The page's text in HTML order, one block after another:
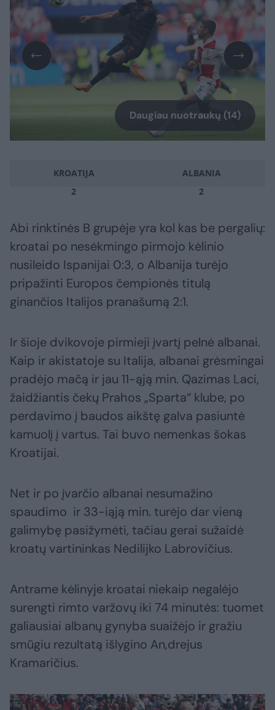
Daugiau nuotraukų (14)
KROATIJA
ALBANIA
2
2
Abi rinktinės B grupėje yra kol kas be pergalių:
kroatai po nesėkmingo pirmojo kėlinio
nusileido Ispanijai 0:3, o Albanija turėjo
pripažinti Europos čempionės titulą
ginančios Italijos pranašumą 2:1.
Ir šioje dvikovoje pirmieji įvartį pelnė albanai.
Kaip ir akistatoje su Italija, albanai grėsmingai
pradėjo mačą ir jau 11-ąją min. Qazimas Laci,
žaidžiantis čekų Prahos „Sparta“ klube, po
perdavimo į baudos aikštę galva pasiuntė
kamuolį į vartus. Tai buvo nemenkas šokas
Kroatijai.
Net ir po įvarčio albanai nesumažino
spaudimo ir 33-iąją min. turėjo dar vieną
galimybę pasižymėti, tačiau gerai sužaidė
kroatų vartininkas Nedilijko Labrovičius.
Antrame kėlinyje kroatai niekaip negalėjo
surengti rimto varžovų iki 74 minutės: tuomet
galiausiai albanų gynyba suaižėjo ir gražiu
smūgiu rezultatą išlygino An,drejus
Kramaričius.